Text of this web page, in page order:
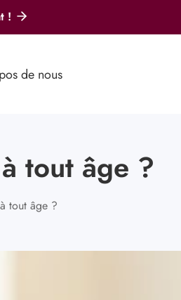
!
de nous
tout âge ?
tout âge ?